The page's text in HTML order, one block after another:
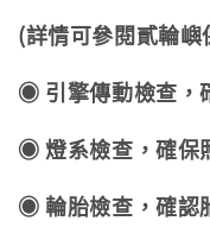
(詳情可參閱貳輪嶼
◉ 引擎傳動檢查，
◉ 燈系檢查，確保
◉ 輪胎檢查，確認